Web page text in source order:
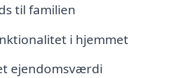
til familien
i hjemmet
ejendomsværdi